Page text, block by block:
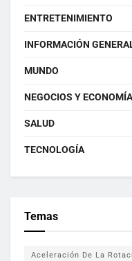
ENTRETENIMIENTO
INFORMACIÓN
MUNDO
NEGOCIOS Y ECONOMÍA
SALUD
TECNOLOGÍA
Temas
Aceleración De La